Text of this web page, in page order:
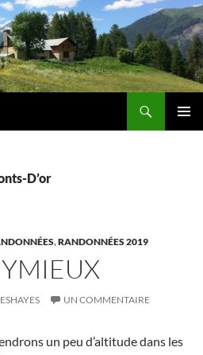
D’or
,RANDONNÉES 2019
UN COMMENTAIRE
un peu d’altitude dans les